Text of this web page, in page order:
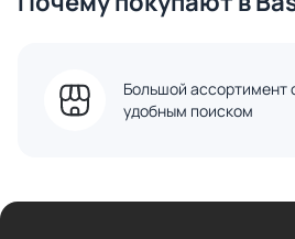
Большой ассортимент
удобным поиском